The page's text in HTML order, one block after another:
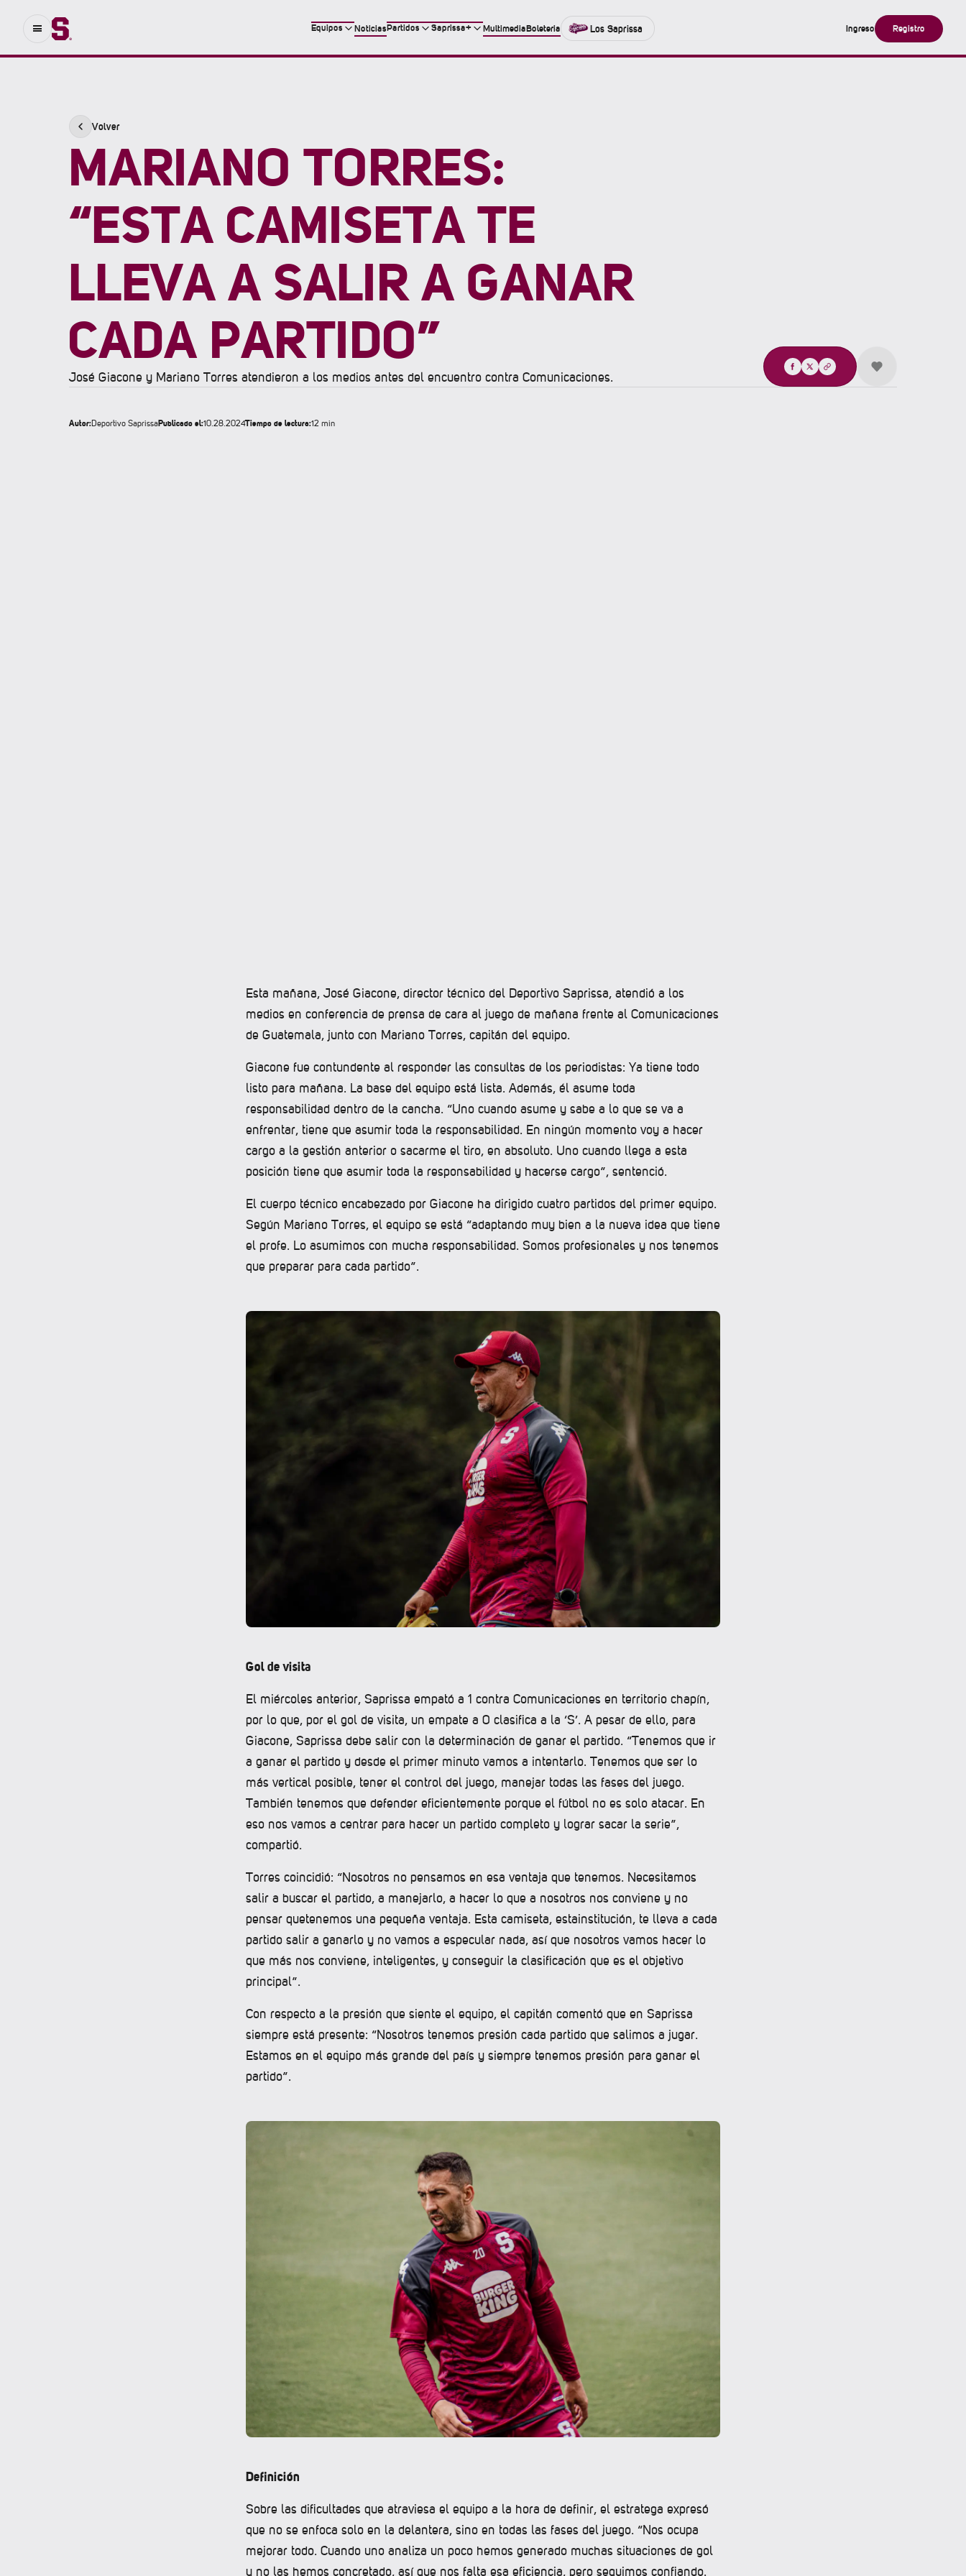
Equipos NoticiasPartidos Saprissa+ MultimediaBoleteria Los Saprissa Ingreso Registro
Volver
MARIANO TORRES:
“ESTA CAMISETA TE
LLEVA A SALIR A GANAR
CADA PARTIDO”
José Giacone y Mariano Torres atendieron a los medios antes del encuentro contra Comunicaciones.
Compartir
Autor:Deportivo SaprissaPublicado el:10.28.2024Tiempo de lectura:12 min
Esta mañana, José Giacone, director técnico del Deportivo Saprissa, atendió a los
medios en conferencia de prensa de cara al juego de mañana frente al Comunicaciones
de Guatemala, junto con Mariano Torres, capitán del equipo.
Giacone fue contundente al responder las consultas de los periodistas: Ya tiene todo
listo para mañana. La base del equipo está lista. Además, él asume toda
responsabilidad dentro de la cancha. “Uno cuando asume y sabe a lo que se va a
enfrentar, tiene que asumir toda la responsabilidad. En ningún momento voy a hacer
cargo a la gestión anterior o sacarme el tiro, en absoluto. Uno cuando llega a esta
posición tiene que asumir toda la responsabilidad y hacerse cargo”, sentenció.
El cuerpo técnico encabezado por Giacone ha dirigido cuatro partidos del primer equipo.
Según Mariano Torres, el equipo se está “adaptando muy bien a la nueva idea que tiene
el profe. Lo asumimos con mucha responsabilidad. Somos profesionales y nos tenemos
que preparar para cada partido”.
Gol de visita
El miércoles anterior, Saprissa empató a 1 contra Comunicaciones en territorio chapín,
por lo que, por el gol de visita, un empate a 0 clasifica a la ‘S’. A pesar de ello, para
Giacone, Saprissa debe salir con la determinación de ganar el partido. “Tenemos que ir
a ganar el partido y desde el primer minuto vamos a intentarlo. Tenemos que ser lo
más vertical posible, tener el control del juego, manejar todas las fases del juego.
También tenemos que defender eficientemente porque el fútbol no es solo atacar. En
eso nos vamos a centrar para hacer un partido completo y lograr sacar la serie”,
compartió.
Torres coincidió: “Nosotros no pensamos en esa ventaja que tenemos. Necesitamos
salir a buscar el partido, a manejarlo, a hacer lo que a nosotros nos conviene y no
pensar quetenemos una pequeña ventaja. Esta camiseta, estainstitución, te lleva a cada
partido salir a ganarlo y no vamos a especular nada, así que nosotros vamos hacer lo
que más nos conviene, inteligentes, y conseguir la clasificación que es el objetivo
principal”.
Con respecto a la presión que siente el equipo, el capitán comentó que en Saprissa
siempre está presente: “Nosotros tenemos presión cada partido que salimos a jugar.
Estamos en el equipo más grande del país y siempre tenemos presión para ganar el
partido”.
Definición
Sobre las dificultades que atraviesa el equipo a la hora de definir, el estratega expresó
que no se enfoca solo en la delantera, sino en todas las fases del juego. “Nos ocupa
mejorar todo. Cuando uno analiza un poco hemos generado muchas situaciones de gol
y no las hemos concretado, así que nos falta esa eficiencia, pero seguimos confiando.